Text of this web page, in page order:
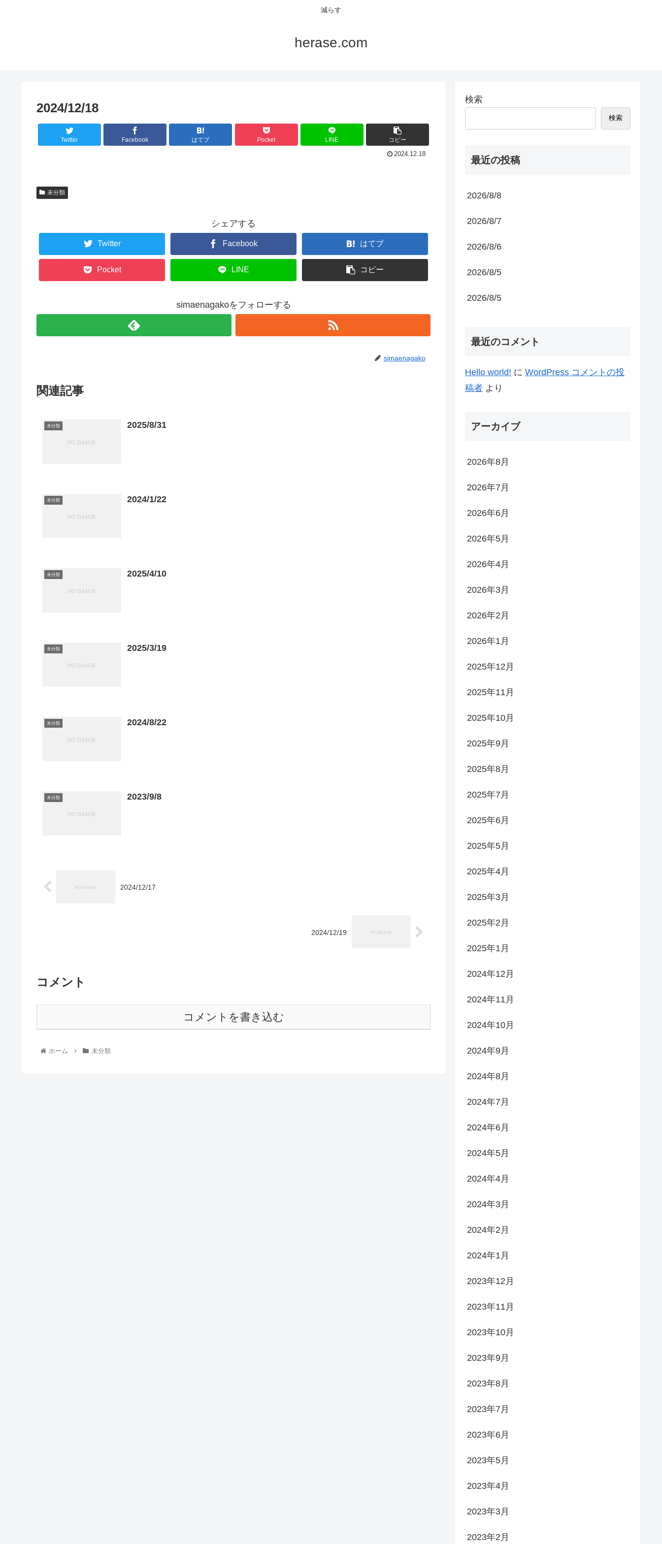
減らす
herase.com
2024/12/18
Twitter Facebook はてブ Pocket LINE コピー
2024.12.18
未分類
シェアする
Twitter Facebook はてブ
Pocket LINE コピー
simaenagakoをフォローする
simaenagako
関連記事
未分類 2025/8/31
未分類 2024/1/22
未分類 2025/4/10
未分類 2025/3/19
未分類 2024/8/22
未分類 2023/9/8
2024/12/17
2024/12/19
コメント
コメントを書き込む
ホーム 未分類
検索
検索
最近の投稿
2026/8/8
2026/8/7
2026/8/6
2026/8/5
2026/8/5
最近のコメント
Hello world! に WordPress コメントの投
稿者 より
アーカイブ
2026年8月
2026年7月
2026年6月
2026年5月
2026年4月
2026年3月
2026年2月
2026年1月
2025年12月
2025年11月
2025年10月
2025年9月
2025年8月
2025年7月
2025年6月
2025年5月
2025年4月
2025年3月
2025年2月
2025年1月
2024年12月
2024年11月
2024年10月
2024年9月
2024年8月
2024年7月
2024年6月
2024年5月
2024年4月
2024年3月
2024年2月
2024年1月
2023年12月
2023年11月
2023年10月
2023年9月
2023年8月
2023年7月
2023年6月
2023年5月
2023年4月
2023年3月
2023年2月